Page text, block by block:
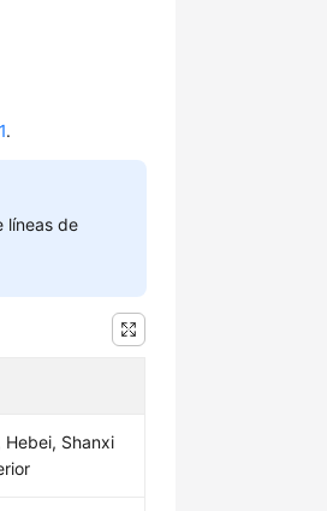
.
líneas de
Hebei, Shanxi